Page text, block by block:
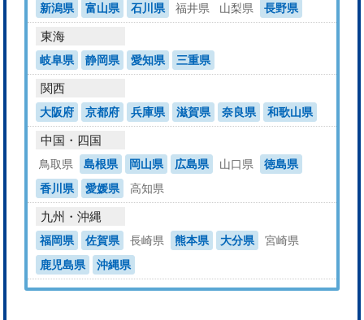
新潟県 富山県 石川県 福井県 山梨県 長野県
東海
岐阜県 静岡県 愛知県 三重県
関西
大阪府 京都府 兵庫県 滋賀県 奈良県 和歌山県
中国・四国
鳥取県 島根県 岡山県 広島県 山口県
徳島県
香川県
愛媛県 高知県
九州・沖縄
福岡県 佐賀県 長崎県 熊本県 大分県
宮崎県
鹿児島県
沖縄県